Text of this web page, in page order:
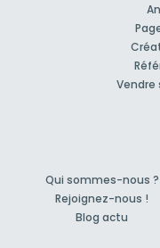
Vendre
Qui sommes-nous ?
Rejoignez-nous !
Blog actu